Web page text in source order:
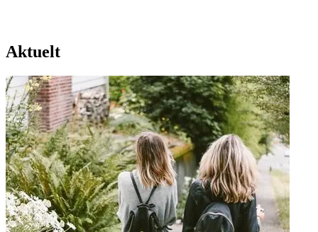
Aktuelt